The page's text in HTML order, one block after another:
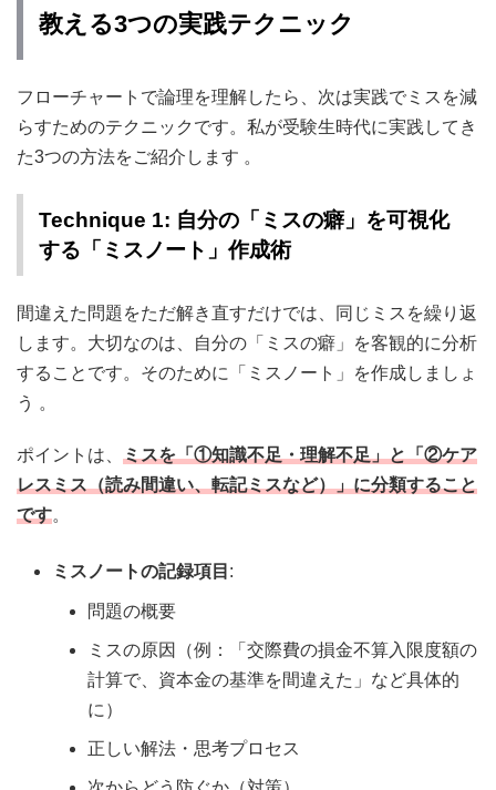
教える3つの実践テクニック
フローチャートで論理を理解したら、次は実践でミスを減
らすためのテクニックです。私が受験生時代に実践してき
た3つの方法をご紹介します 。
Technique 1: 自分の「ミスの癖」を可視化
する「ミスノート」作成術
間違えた問題をただ解き直すだけでは、同じミスを繰り返
します。大切なのは、自分の「ミスの癖」を客観的に分析
することです。そのために「ミスノート」を作成しましょ
う 。
ポイントは、 ミスを「①知識不足・理解不足」と「②ケア
レスミス（読み間違い、転記ミスなど）」に分類すること
です。
ミスノートの記録項目 :
問題の概要
ミスの原因（例：「交際費の損金不算入限度額の
計算で、資本金の基準を間違えた」など具体的
に）
正しい解法・思考プロセス